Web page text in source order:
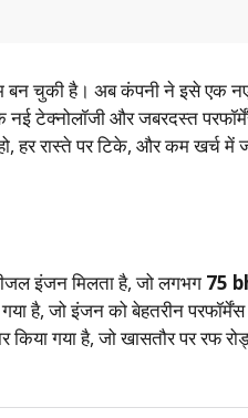
बन चुकी है। अब कंपनी ने इसे एक
टेक्नोलॉजी और जबरदस्त
रास्ते पर टिके, और कम खर्च में
इंजन मिलता है, जो लगभग 75
है, जो इंजन को बेहतरीन
गया है, जो खासतौर पर रफ